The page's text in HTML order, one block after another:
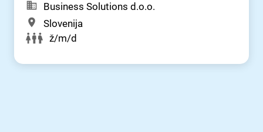
Business Solutions d.o.o.
Slovenija
ž/m/d